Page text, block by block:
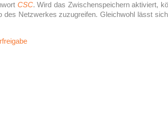
CSC. Wird das Zwischenspeichern aktiviert,
Netzwerkes zuzugreifen. Gleichwohl lässt